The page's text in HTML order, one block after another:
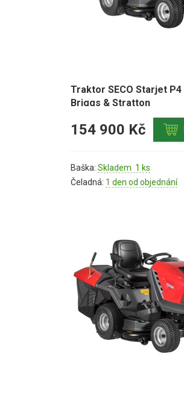
Traktor SECO Starjet
Briggs & Stratton
154 900 Kč
Baška: Skladem 1 ks
Čeladná: 1 den od objednání